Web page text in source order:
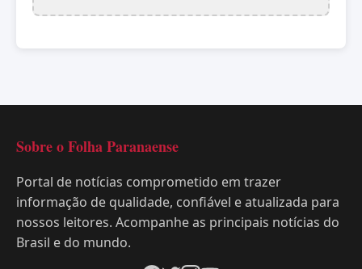
Sobre o Folha Paranaense
Portal de notícias comprometido em trazer
informação de qualidade, confiável e atualizada para
nossos leitores. Acompanhe as principais notícias do
Brasil e do mundo.